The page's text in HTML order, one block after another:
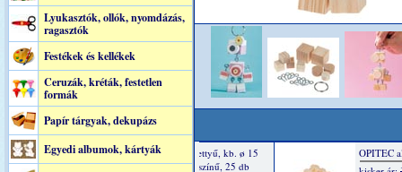
Lyukasztók, ollók, nyomdázás,
ragasztók
Festékek és kellékek
Ceruzák, kréták, festetlen
formák
Papír tárgyak, dekupázs
Egyedi albumok, kártyák